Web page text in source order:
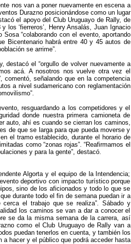
nos van a poner nuevamente en escena a
Durazno posicionándose como un lugar
el apoyo del Club Uruguayo de Rally, de
los ‘fierreros’, Henry Ansalás, Juan Ignacio
“colaborando con el evento, aportando
Bicentenario habrá entre 40 y 45 autos de
se arrime”.
destacó el “orgullo de volver nuevamente a
acá. A nosotros nos vuelve otra vez el
comentó, señalando que en la competencia
a nivel sudamericano con reglamentación
resguardando a los competidores y el
donde nuestra primera camioneta de
auto, ahí es cuando se cierran los caminos,
de que se larga para que pueda moverse y
el tramo establecido, durante el horario de
como “zonas rojas”. “Reafirmamos el
y para la gente”, destacó.
Algorta y el equipo de la Intendencia;
deportivo con impacto turístico porque
sino de los aficionados y todo lo que se
durante todo el fin de semana puedan ir a
el trabajo que se realiza”. Sábado y
los caminos se van a dar a conocer el
se da la misma semana de la carrera, así
como el Club Uruguayo de Rally van a
puedan tenerlos en cuenta, y también los
hacer y el público que podrá acceder hasta